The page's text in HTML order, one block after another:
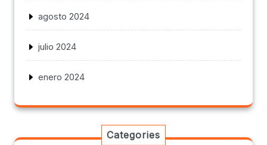
agosto 2024
julio 2024
enero 2024
Categories